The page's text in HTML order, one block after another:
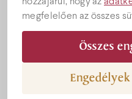
megfelelően az összes
Összes